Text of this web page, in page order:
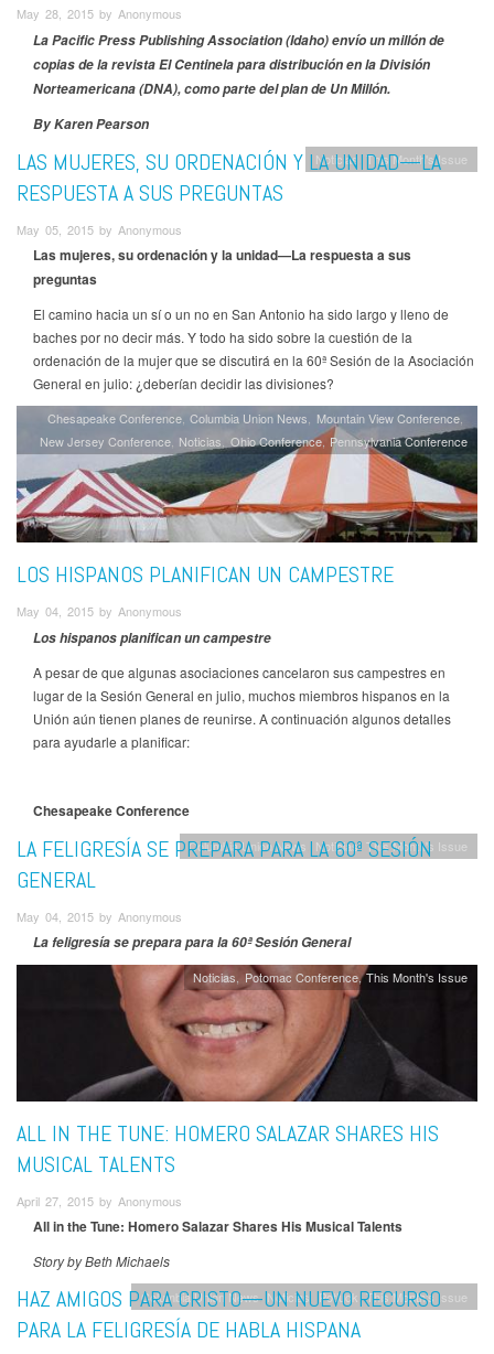
May 28, 2015 by Anonymous
La Pacific Press Publishing Association (Idaho) envío un millón de
copias de la revista El Centinela para distribución en la División
Norteamericana (DNA), como parte del plan de Un Millón.
By Karen Pearson
Noticias This Month's Issue
LAS MUJERES, SU ORDENACIÓN Y LA UNIDAD—LA
RESPUESTA A SUS PREGUNTAS
May 05, 2015 by Anonymous
Las mujeres, su ordenación y la unidad—La respuesta a sus
preguntas
El camino hacia un sí o un no en San Antonio ha sido largo y lleno de
baches por no decir más. Y todo ha sido sobre la cuestión de la
ordenación de la mujer que se discutirá en la 60ª Sesión de la Asociación
General en julio: ¿deberían decidir las divisiones?
Chesapeake Conference Columbia Union News
Mountain View Conference
New Jersey Conference Noticias Ohio Conference Pennsylvania Conference
LOS HISPANOS PLANIFICAN UN CAMPESTRE
May 04, 2015 by Anonymous
Los hispanos planifican un campestre
A pesar de que algunas asociaciones cancelaron sus campestres en
lugar de la Sesión General en julio, muchos miembros hispanos en la
Unión aún tienen planes de reunirse. A continuación algunos detalles
para ayudarle a planificar:
Chesapeake Conference
Columbia Union News Noticias This Month's Issue
LA FELIGRESÍA SE PREPARA PARA LA 60ª SESIÓN
GENERAL
May 04, 2015 by Anonymous
La feligresía se prepara para la 60ª Sesión General
Noticias Potomac Conference This Month's Issue
ALL IN THE TUNE: HOMERO SALAZAR SHARES HIS
MUSICAL TALENTS
April 27, 2015 by Anonymous
All in the Tune: Homero Salazar Shares His Musical Talents
Story by Beth Michaels
Columbia Union News Noticias Potluck This Month's Issue
HAZ AMIGOS PARA CRISTO—UN NUEVO RECURSO
PARA LA FELIGRESÍA DE HABLA HISPANA